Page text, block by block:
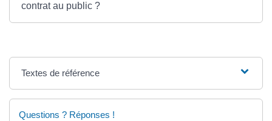
contrat au public ?
Textes de référence
Questions ? Réponses !